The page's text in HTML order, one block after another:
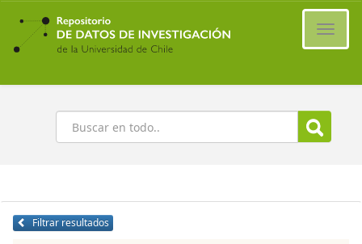
Ir
contenido
principal
Buscar
Filtrar resultados